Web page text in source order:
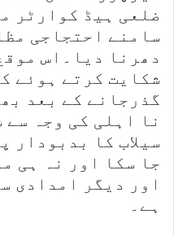
ضلعی ہیڈ کوارٹر
سامنے احتجاجی
دھرنا دیا۔اس
شکایت کرتے ہوئے
گذرجانے کے بعد
نا اہلی کی وجہ سے
سیلاب کا بدبودار
جا سکا اور نہ ہی
اور دیگر امدادی
ہے۔